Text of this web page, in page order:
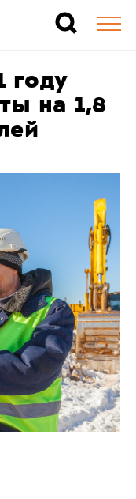
году
на 1,8